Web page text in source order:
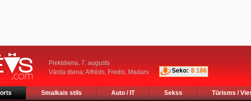
Piektdiena, 7. augusts
Vārda diena: Alfrēds, Fredis, Madars
Seko: 8 186
Smalkais stils Auto / IT Sekss
Tūrisms /